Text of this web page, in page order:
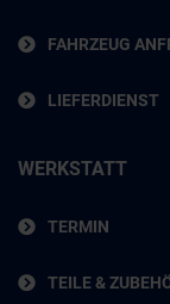
FAHRZEUG
LIEFERDIENST
WERKSTATT
TERMIN
TEILE &